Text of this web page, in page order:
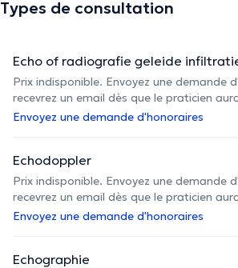
Types de consultation
Echo of radiografie geleide
Prix indisponible. Envoyez une demande
recevrez un email dès que le praticien
Envoyez une demande d'honoraires
Echodoppler
Prix indisponible. Envoyez une demande
recevrez un email dès que le praticien
Envoyez une demande d'honoraires
Echographie